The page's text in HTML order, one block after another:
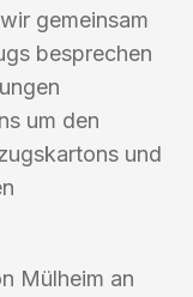
gemeinsam
besprechen
um den
und
Mülheim an